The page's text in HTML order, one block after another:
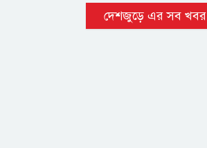
দেশজুড়ে এর সব খবর